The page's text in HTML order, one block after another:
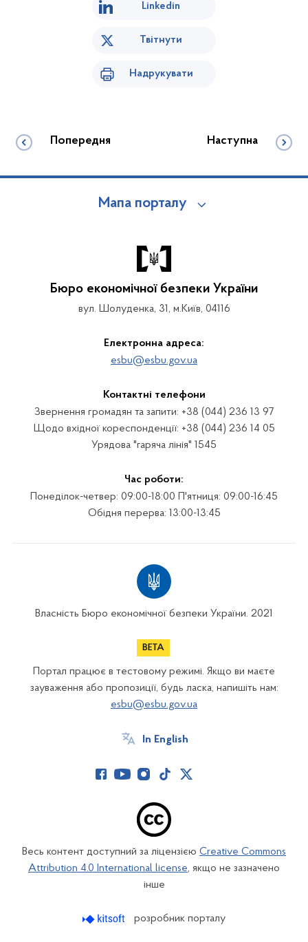
Linkedin
Твітнути
Надрукувати
Попередня Наступна
Мапа порталу
Бюро економічної безпеки України
вул. Шолуденка, 31, м.Київ, 04116
Електронна адреса:
esbu@esbu.gov.ua
Контактні телефони
Звернення громадян та запити: +38 (044) 236 13 97
Щодо вхідної кореспонденції: +38 (044) 236 14 05
Урядова "гаряча лінія" 1545
Час роботи:
Понеділок-четвер: 09:00-18:00 П'ятниця: 09:00-16:45
Обідня перерва: 13:00-13:45
Власність Бюро економічної безпеки України. 2021
Портал працює в тестовому режимі. Якщо ви маєте
зауваження або пропозиції, будь ласка, напишіть нам:
esbu@esbu.gov.ua
In English
Весь контент доступний за ліцензією Creative Commons
Attribution 4.0 International license, якщо не зазначено
інше
розробник порталу